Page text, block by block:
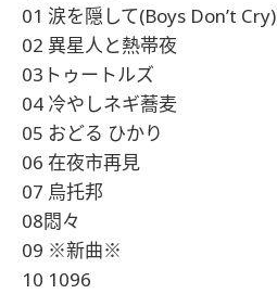
01 涙を隠して(Boys Don’t Cry)
02 異星人と熱帯夜
03トゥートルズ
04 冷やしネギ蕎麦
05 おどる ひかり
06 在夜市再見
07 烏托邦
08悶々
09 ※新曲※
10 1096